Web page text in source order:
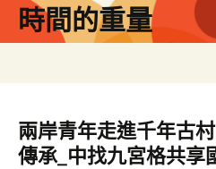
時間的重量
兩岸青年走進千年古
傳承_中找九宮格共享